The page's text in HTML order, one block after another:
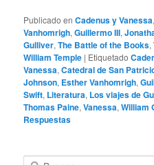
Publicado en Cadenus y Vanessa,
Vanhomrigh,Guillermo III,
Gulliver,The Battle of the Books,
William Temple | Etiquetado
Vanessa,Catedral de San
Johnson, Esther Vanhomrigh,
Swift, Literatura, Los viajes de
Thomas Paine,Vanessa,William
Respuestas